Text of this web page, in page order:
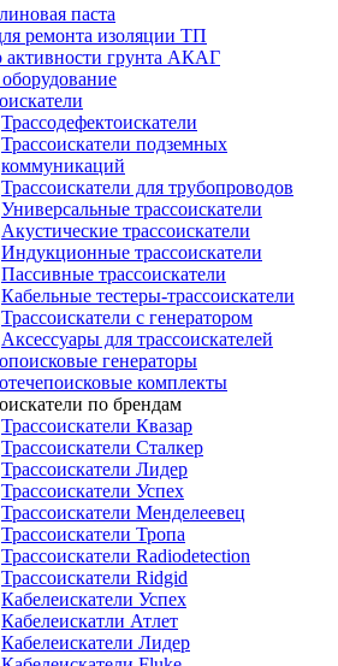
паста
ремонта изоляции ТП
активности грунта АКАГ
Трассодефектоискатели
Трассоискатели подземных
коммуникаций
Трассоискатели для трубопроводов
Универсальные трассоискатели
Акустические трассоискатели
Индукционные трассоискатели
Пассивные трассоискатели
Кабельные тестеры-трассоискатели
Трассоискатели с генератором
Аксессуары для трассоискателей
генераторы
комплекты
по брендам
Трассоискатели Квазар
Трассоискатели Сталкер
Трассоискатели Лидер
Трассоискатели Успех
Трассоискатели Менделеевец
Трассоискатели Тропа
Трассоискатели Radiodetection
Трассоискатели Ridgid
Кабелеискатели Успех
Кабелеискатли Атлет
Кабелеискатели Лидер